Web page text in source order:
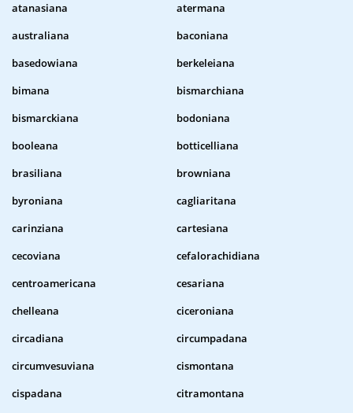
atanasiana
atermana
australiana
baconiana
basedowiana
berkeleiana
bimana
bismarchiana
bismarckiana
bodoniana
booleana
botticelliana
brasiliana
browniana
byroniana
cagliaritana
carinziana
cartesiana
cecoviana
cefalorachidiana
centroamericana
cesariana
chelleana
ciceroniana
circadiana
circumpadana
circumvesuviana
cismontana
cispadana
citramontana